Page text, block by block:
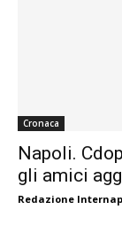
Cronaca
Napoli.
gli amici
Redazione